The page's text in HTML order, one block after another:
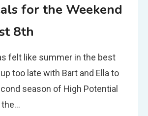
for the Weekend
8th
felt like summer in the best
too late with Bart and Ella to
season of High Potential
the…